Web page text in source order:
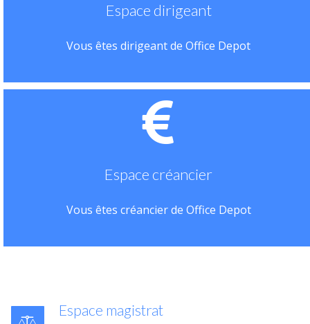
Espace dirigeant
Vous êtes dirigeant de Office Depot
Espace créancier
Vous êtes créancier de Office Depot
Espace magistrat